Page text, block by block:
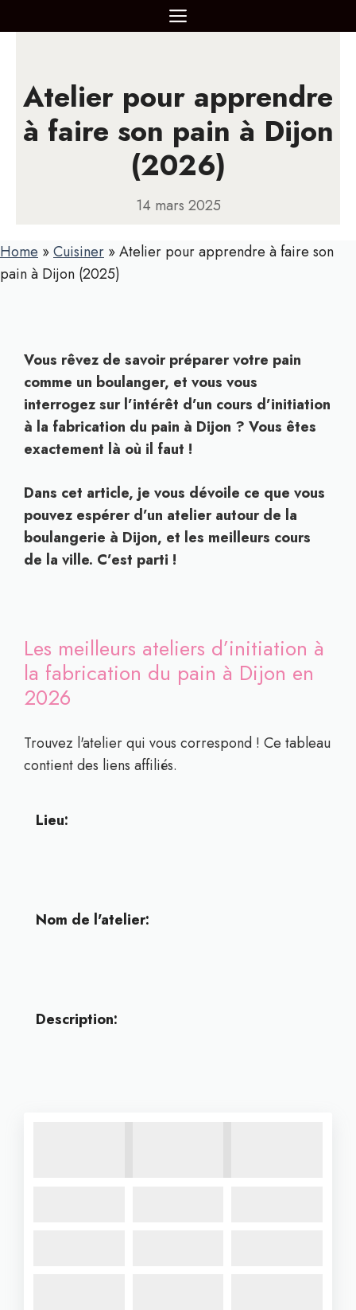
au
MENU
Atelier pour apprendre
à faire son pain à Dijon
(2026)
14 mars 2025
Home »Cuisiner »Atelier pour apprendre à faire son
pain à Dijon (2025)
Vous rêvez de savoir préparer votre pain
comme un boulanger, et vous vous
interrogez sur l’intérêt d’un cours d’initiation
à la fabrication du pain à Dijon ? Vous êtes
exactement là où il faut !
Dans cet article, je vous dévoile ce que vous
pouvez espérer d’un atelier autour de la
boulangerie à Dijon, et les meilleurs cours
de la ville. C’est parti !
Les meilleurs ateliers d’initiation à
la fabrication du pain à Dijon en
2026
Trouvez l'atelier qui vous correspond ! Ce tableau
contient des liens affiliés.
Lieu:
Nom de l'atelier:
Description: